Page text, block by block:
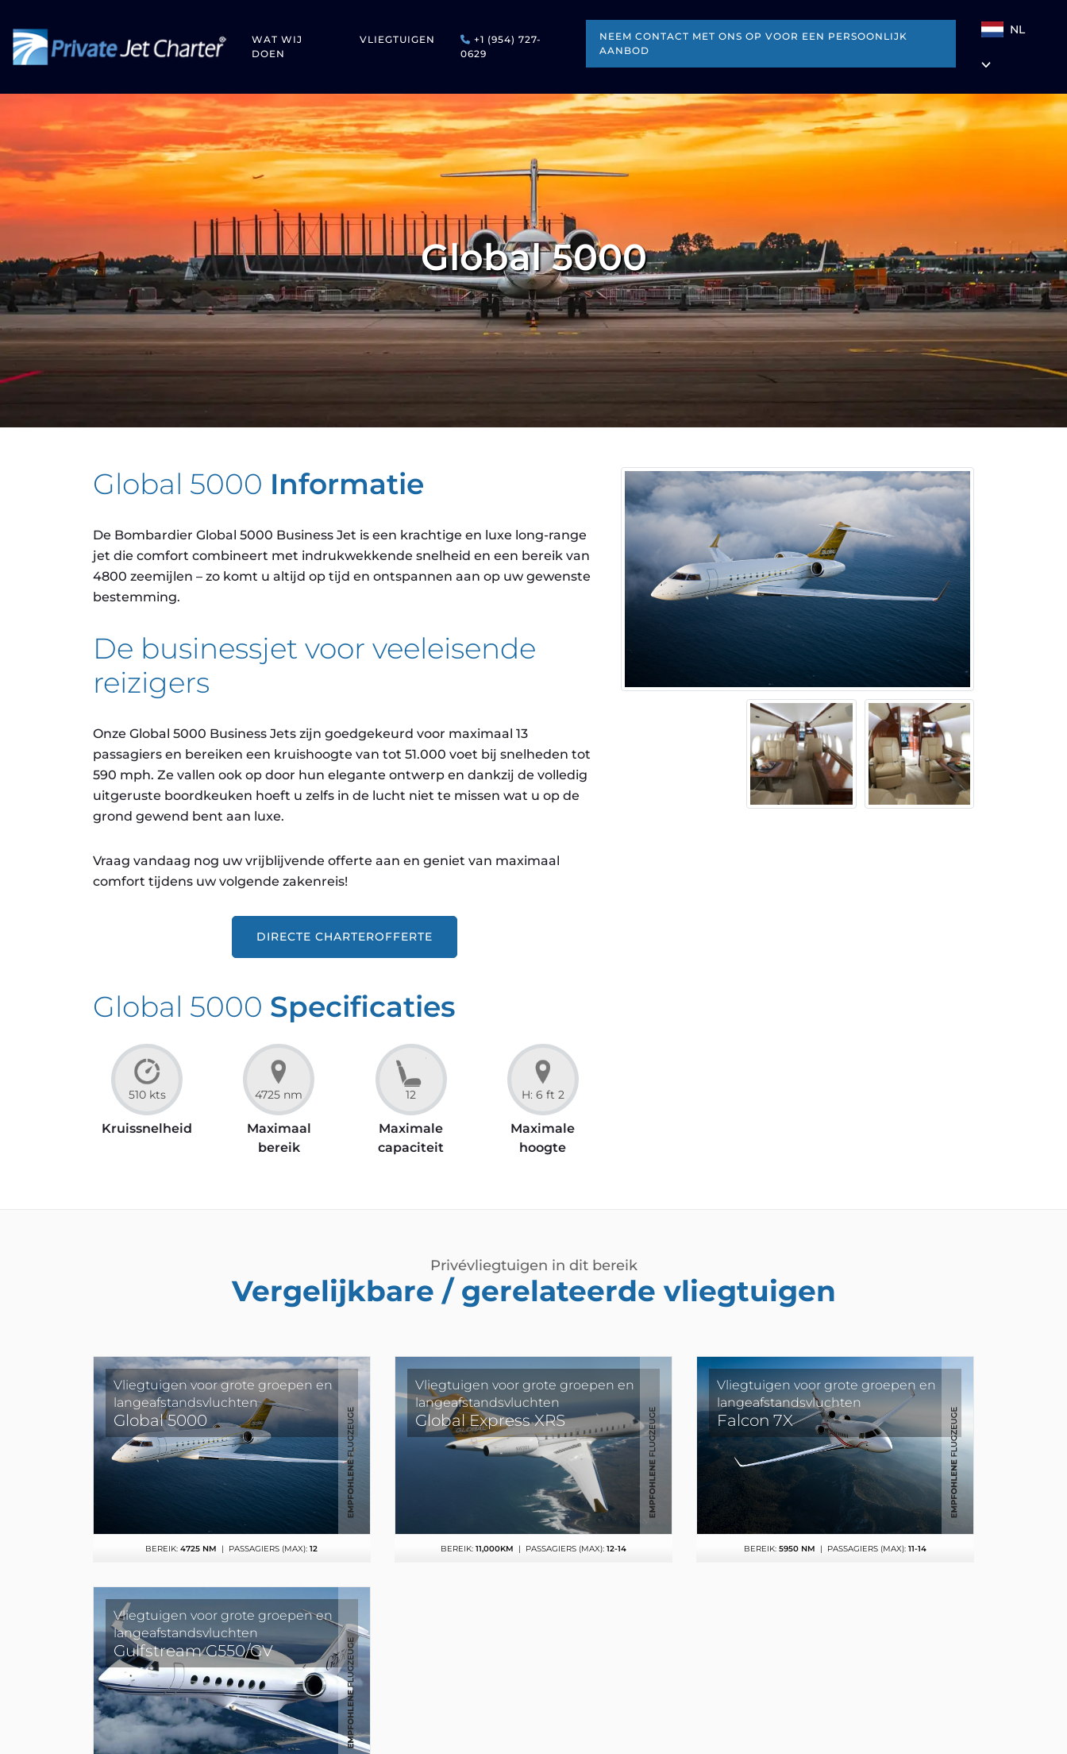
WAT WIJ
DOEN
VLIEGTUIGEN
+1 (954) 727-
0629
NEEM CONTACT MET ONS OP VOOR EEN PERSOONLIJK
AANBOD
NL
Global 5000
Global 5000 Informatie
De Bombardier Global 5000 Business Jet is een krachtige en luxe long-range
jet die comfort combineert met indrukwekkende snelheid en een bereik van
4800 zeemijlen – zo komt u altijd op tijd en ontspannen aan op uw gewenste
bestemming.
De businessjet voor veeleisende
reizigers
Onze Global 5000 Business Jets zijn goedgekeurd voor maximaal 13
passagiers en bereiken een kruishoogte van tot 51.000 voet bij snelheden tot
590 mph. Ze vallen ook op door hun elegante ontwerp en dankzij de volledig
uitgeruste boordkeuken hoeft u zelfs in de lucht niet te missen wat u op de
grond gewend bent aan luxe.
Vraag vandaag nog uw vrijblijvende offerte aan en geniet van maximaal
comfort tijdens uw volgende zakenreis!
DIRECTE CHARTEROFFERTE
Global 5000 Specificaties
510 kts
Kruissnelheid
4725 nm
Maximaal
bereik
12
Maximale
capaciteit
H: 6 ft 2
Maximale
hoogte
Privévliegtuigen in dit bereik
Vergelijkbare / gerelateerde vliegtuigen
Vliegtuigen voor grote groepen en
langeafstandsvluchten
Global 5000
BEREIK:4725 NM | PASSAGIERS (MAX):12
Vliegtuigen voor grote groepen en
langeafstandsvluchten
Global Express XRS
BEREIK: 11,000KM | PASSAGIERS (MAX): 12-14
Vliegtuigen voor grote groepen en
langeafstandsvluchten
Falcon 7X
BEREIK: 5950 NM | PASSAGIERS (MAX): 11-14
Vliegtuigen voor grote groepen en
langeafstandsvluchten
Gulfstream G550/GV